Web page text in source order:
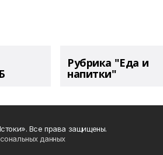
Рубрика "Еда и
напитки"
Все права защищены.
данных